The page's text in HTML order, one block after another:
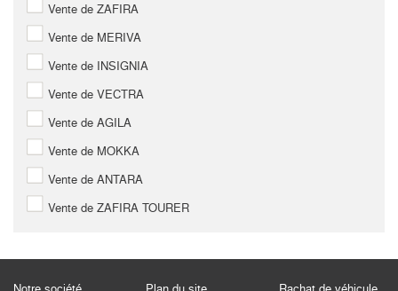
Vente de ZAFIRA
Vente de MERIVA
Vente de INSIGNIA
Vente de VECTRA
Vente de AGILA
Vente de MOKKA
Vente de ANTARA
Vente de ZAFIRA TOURER